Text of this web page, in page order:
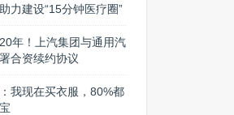
力建设“15分钟医疗圈”
年！上汽集团与通用汽
合资续约协议
我现在买衣服，80%都